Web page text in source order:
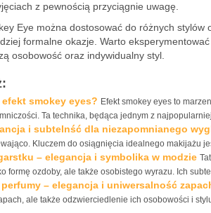
z pewnością przyciągnie uwagę.
Eye można dostosować do różnych
formalne okazje. Warto
osobowość oraz indywidualny styl.
smokey eyes? Efekt smokey eyes to
Ta technika, będąca jednym z
i subtelnść dla niezapomnianego
Kluczem do osiągnięcia idealnego makijażu
– elegancja i symbolika w modzie
formę ozdoby, ale także osobistego wyrazu. Ich
– elegancja i uniwersalność
ale także odzwierciedlenie ich osobowości i